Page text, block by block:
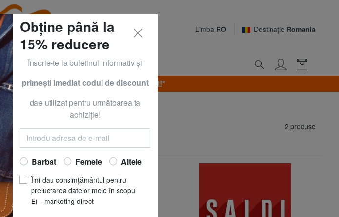
Limba RO Destinaţie Romania
| - 70% Numai până Duminică, 9 August!*
ASPESI 2 produse
Obține până la
15% reducere
Înscrie-te la buletinul informativ şi
primeşti imediat codul de discount
dae utilizat pentru următoarea ta
achiziţie!
Barbat Femeie Altele
Îmi dau consimțământul pentru
prelucrarea datelor mele în scopul
E) - marketing direct